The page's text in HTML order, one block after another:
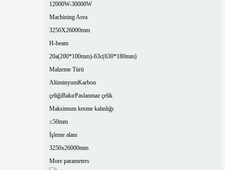
12000W-30000W
Machining Area
3250X26000mm
H-beam
20a(200*100mm)-63c(630*180mm)
Malzeme Türü
AlüminyumKarbon
çeliğiBakırPaslanmaz çelik
Maksimum kesme kalınlığı
≤50mm
İşleme alanı
3250x26000mm
More parameters